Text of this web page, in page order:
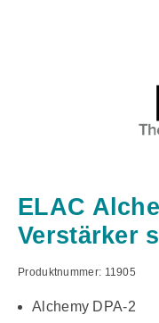
ELAC
Verstärker
Produktnummer: 11905
Alchemy DPA-2